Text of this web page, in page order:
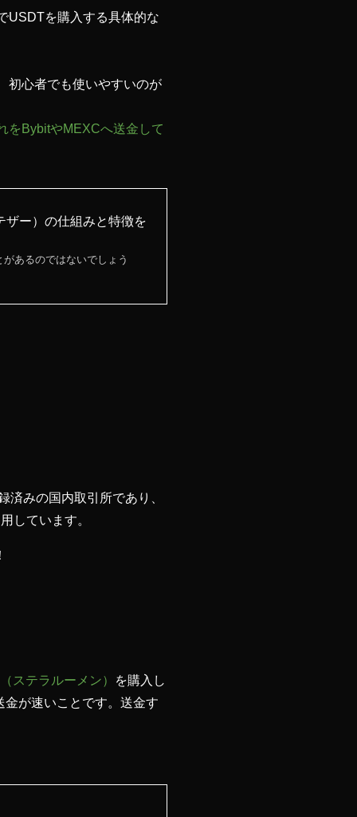
USDTを購入する具体的な
初心者でも使いやすいのが
をBybitやMEXCへ送金して
ザー）の仕組みと特徴を
あるのではないでしょう
みの国内取引所であり、
しています。
ステラルーメン）
を購入し
が速いことです。送金す